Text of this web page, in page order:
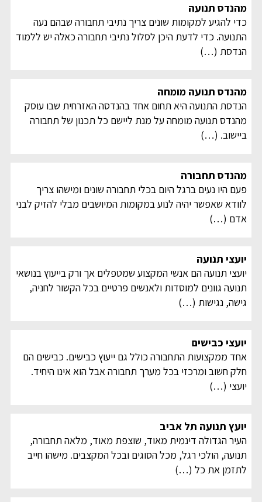
מהנדס תנועה
כדי להגיע למקומות שונים צריך נתיבי תחבורה שבהם נעה
התנועה. כדי לדעת היכן לסלול נתיבי תחבורה כאלה יש ללמוד
הנדסת (…)
מהנדס תנועה מומחה
הנדסת התנועה היא תחום אחד בהנדסה האזרחית שבו עוסק
מהנדס תנועה מומחה על מנת ליישם כל תכנון של תחבורה
ביישוב. (…)
מהנדס תחבורה
פעם היו נעים ברגל היום בכלי תחבורה שונים ומישהו צריך
לוודא שאפשר יהיה לנוע במקומות המיושבים מבלי להזיק לבני
אדם (…)
יועצי תנועה
יועצי תנועה הם אנשי המקצוע שמטפלים אך ורק בייעוץ בנושאי
תנועה גוונים למוסדות ולאנשים פרטיים בכל הקשור לחניה,
גישה, נגישות (…)
יועצי כבישים
אחד ממקצועות התחבורה כולל גם ייעוץ כבישים. כבישים הם
חלק חשוב ומרכזי בכל מערך תחבורה אבל הוא אינו היחיד.
יועצי (…)
יועץ תנועה תל אביב
העיר הגדולה דינמית מאוד, שוצפת מאוד, מלאה תחבורה,
תנועה, הולכי רגל, מכל הסוגים ובכל המקצבים. מישהו חייב
לתזמן את כל (…)